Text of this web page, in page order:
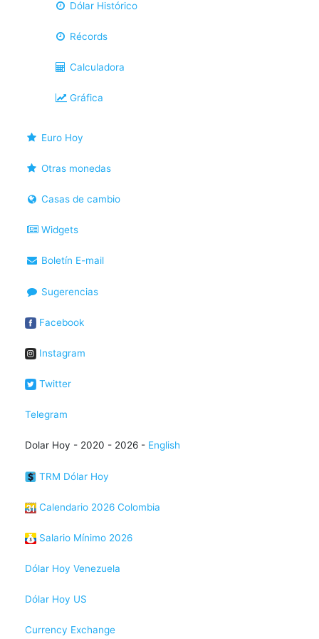
Dólar Histórico
Récords
Calculadora
Gráfica
Euro Hoy
Otras monedas
Casas de cambio
Widgets
Boletín E-mail
Sugerencias
Facebook
Instagram
Twitter
Telegram
Dolar Hoy - 2020 - 2026 - English
TRM Dólar Hoy
Calendario 2026 Colombia
Salario Mínimo 2026
Dólar Hoy Venezuela
Dólar Hoy US
Currency Exchange